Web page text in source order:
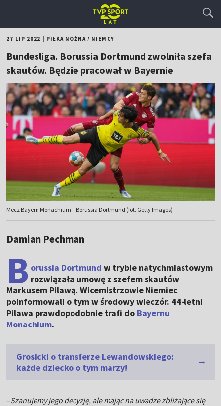
27 LIP 2022 PIŁKA NOŻNA/ NIEMCY
Bundesliga. Borussia Dortmund zwolniła szefa
skautów. Będzie pracował w Bayernie
Mecz Bayern Monachium – Borussia Dortmund (fot. Getty Images)
Damian Pechman
B orussia Dortmund w trybie natychmiastowym
rozwiązała umowę z szefem skautów
Markusem Pilawą. Wicemistrzowie Niemiec
poinformowali o tym w środowy wieczór. 44-letni
Pilawa prawdopodobnie trafi do Bayernu
Monachium.
Grosicki o transferze Lewandowskiego:
każde dziecko o tym marzy!
–Szanujemy jego decyzję, ale mając na uwadze zbliżające się